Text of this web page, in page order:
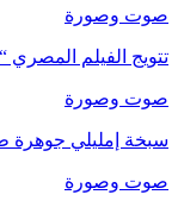
صوت وصورة
تتويج الفيلم المصري
صوت وصورة
سبخة إمليلي جوهرة
صوت وصورة